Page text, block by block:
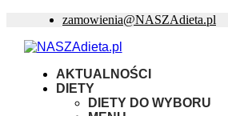
zamowienia@NASZAdieta.pl
AKTUALNOŚCI
DIETY
DIETY DO WYBORU